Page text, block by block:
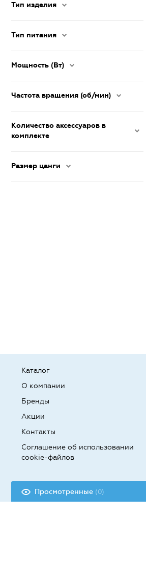
Тип изделия
Тип питания
Мощность (Вт)
Частота вращения (об/мин)
Количество аксессуаров в
комплекте
Размер цанги
Каталог
О компании
Бренды
Акции
Контакты
Соглашение об использовании
cookie-файлов
Разработка сайта:
Просмотренные (0)